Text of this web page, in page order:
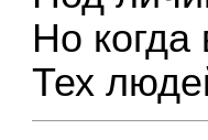
Но когда
Тех